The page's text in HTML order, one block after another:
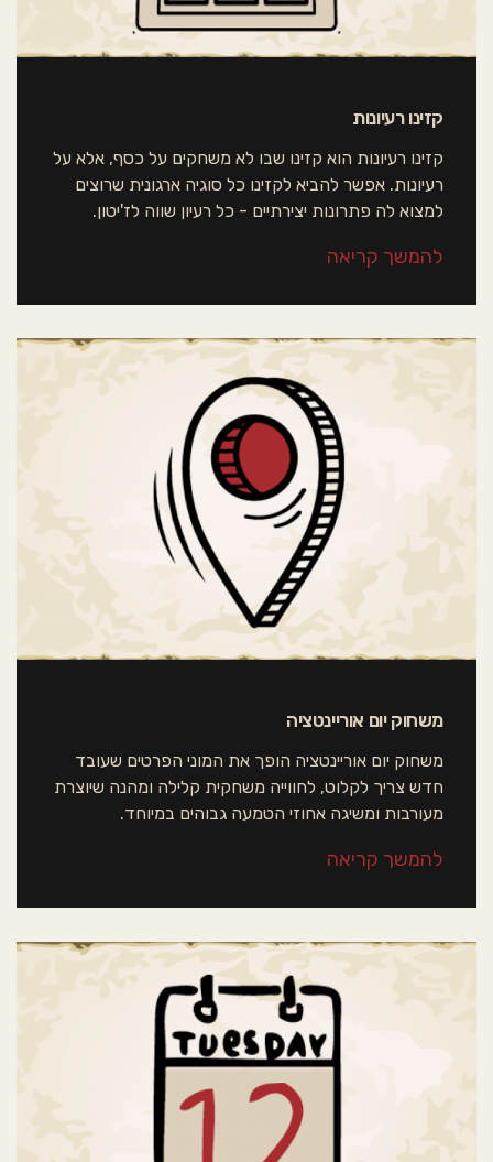
קזינו רעיונות
קזינו רעיונות הוא קזינו שבו לא משחקים על כסף, אלא על
רעיונות. אפשר להביא לקזינו כל סוגיה ארגונית שרוצים
למצוא לה פתרונות יצירתיים - כל רעיון שווה לז'יטון.
להמשך קריאה
משחוק יום אוריינטציה
משחוק יום אוריינטציה הופך את המוני הפרטים שעובד
חדש צריך לקלוט, לחווייה משחקית קלילה ומהנה שיוצרת
מעורבות ומשיגה אחוזי הטמעה גבוהים במיוחד.
להמשך קריאה